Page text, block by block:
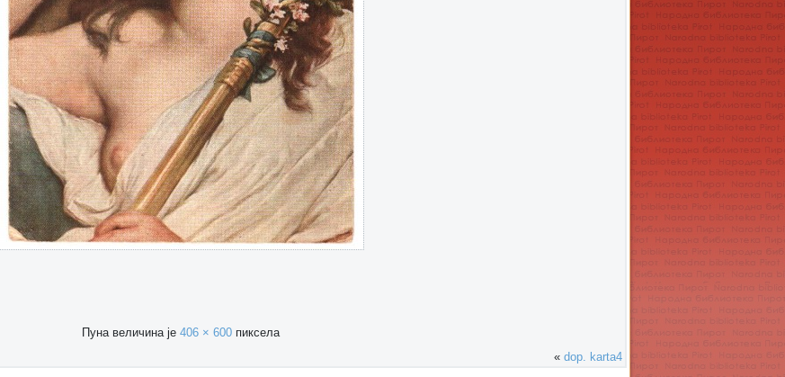
Пуна величина је 406 × 600 пиксела
« dop. karta4